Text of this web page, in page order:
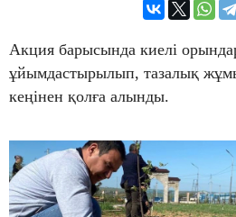
Акция барысында киелі
ұйымдастырылып, тазалық
кеңінен қолға алынды.